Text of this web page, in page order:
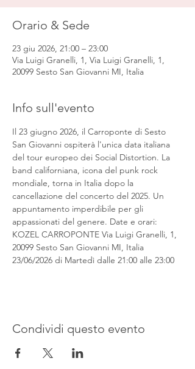
Orario & Sede
23 giu 2026, 21:00 – 23:00
Via Luigi Granelli, 1, Via Luigi Granelli, 1,
20099 Sesto San Giovanni MI, Italia
Info sull'evento
Il 23 giugno 2026, il Carroponte di Sesto
San Giovanni ospiterà l'unica data italiana
del tour europeo dei Social Distortion. La
band californiana, icona del punk rock
mondiale, torna in Italia dopo la
cancellazione del concerto del 2025. Un
appuntamento imperdibile per gli
appassionati del genere. Date e orari:
KOZEL CARROPONTE Via Luigi Granelli, 1,
20099 Sesto San Giovanni MI, Italia
23/06/2026 di Martedì dalle 21:00 alle 23:00
Condividi questo evento